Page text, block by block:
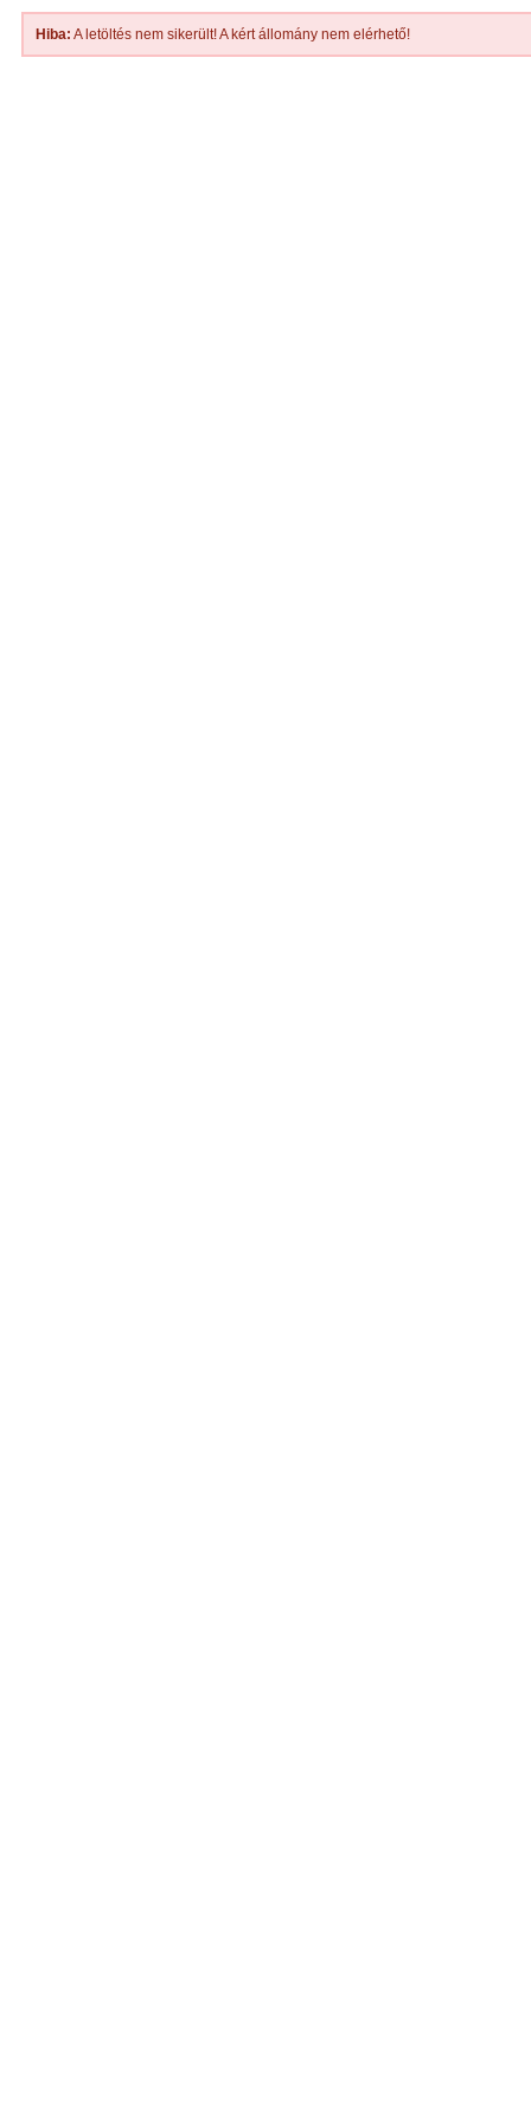
Hiba: A letöltés nem sikerült! A kért állomány nem elérhető!